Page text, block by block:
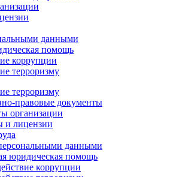
данными
помощь
коррупции
терроризму
терроризму
правовые документы
организации
и лицензии
данными
юридическая помощь
коррупции